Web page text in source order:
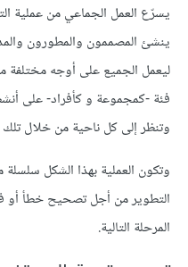
يسرّع العمل الجماعي من عملية
ينشئ المصممون والمطورون
ليعمل الجميع على أوجه
فئة -كمجموعة و كأفراد- على
وتنظر إلى كل ناحية من خلال
وتكون العملية بهذا الشكل
التطوير من أجل تصحيح خطأ أو
المرحلة التالية.